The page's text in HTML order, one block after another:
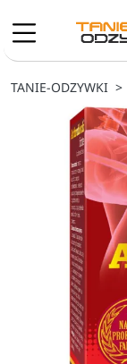
TANIE-ODZYWKI